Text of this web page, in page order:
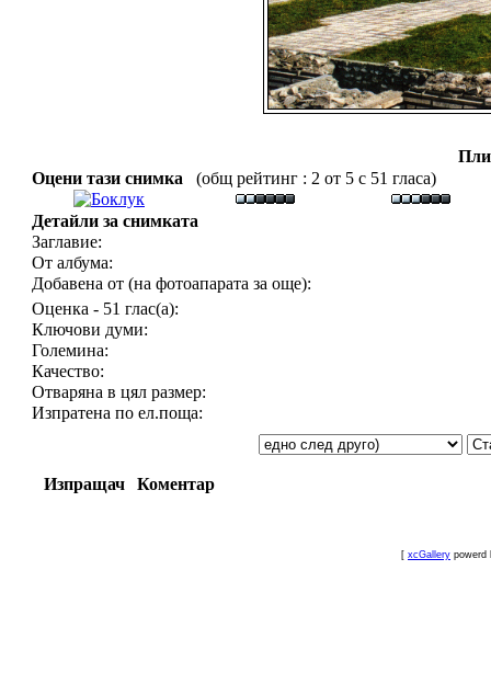
Оцени тази снимка
(общ рейтинг : 2 от 5 с 51 гласа)
Детайли за снимката
Заглавие:
От албума:
Добавена от (на фотоапарата за още):
Оценка - 51 глас(а):
Ключови думи:
Големина:
Качество:
Отваряна в цял размер:
Изпратена по ел.поща:
Изпращач Коментар
[ xcGallery